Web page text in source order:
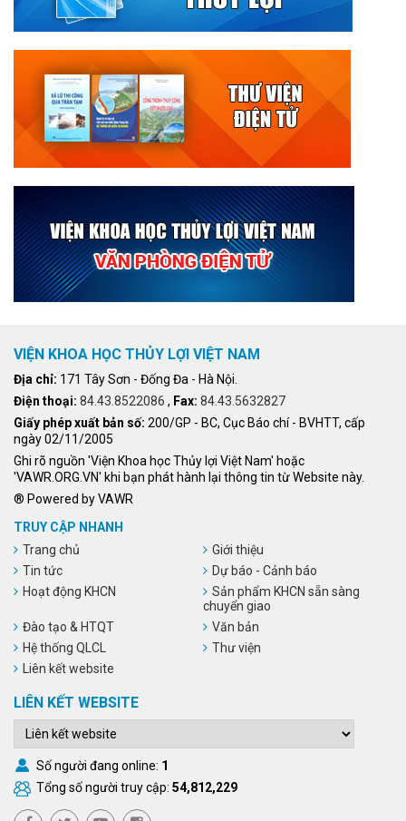
VIỆN KHOA HỌC THỦY LỢI VIỆT NAM
Địa chỉ: 171 Tây Sơn - Đống Đa - Hà Nội.
Điện thoại: 84.43.8522086 , Fax: 84.43.5632827
Giấy phép xuất bản số: 200/GP - BC, Cục Báo chí - BVHTT, cấp
ngày 02/11/2005
Ghi rõ nguồn 'Viện Khoa học Thủy lợi Việt Nam' hoặc
'VAWR.ORG.VN' khi bạn phát hành lại thông tin từ Website này.
® Powered by VAWR
TRUY CẬP NHANH
Trang chủ
Giới thiệu
Tin tức
Dự báo - Cảnh báo
Hoạt động KHCN
Sản phẩm KHCN sẵn sàng
chuyển giao
Đào tạo & HTQT
Văn bản
Hệ thống QLCL
Thư viện
Liên kết website
LIÊN KẾT WEBSITE
Số người đang online: 1
Tổng số người truy cập: 54,812,229